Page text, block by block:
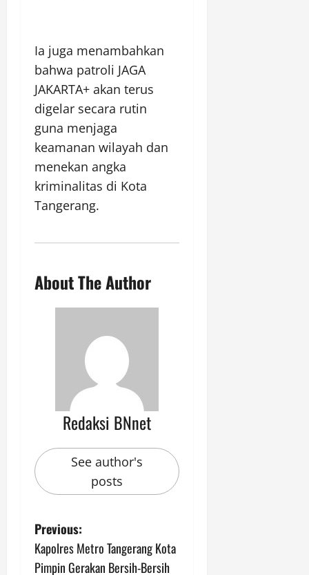
Ia juga menambahkan
bahwa patroli JAGA
JAKARTA+ akan terus
digelar secara rutin
guna menjaga
keamanan wilayah dan
menekan angka
kriminalitas di Kota
Tangerang.
About The Author
Redaksi BNnet
See author's
posts
P
o
Previous:
Kapolres Metro Tangerang Kota
Pimpin Gerakan Bersih-Bersih